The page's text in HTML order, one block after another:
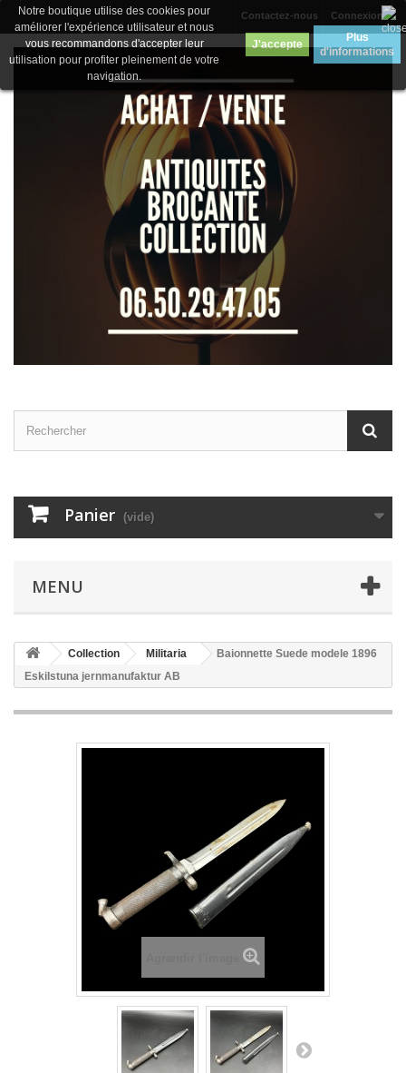
Connexion
Contactez-nous
Panier (vide)
MENU
Notre boutique utilise des cookies pour
améliorer l'expérience utilisateur et nous
vous recommandons d'accepter leur
utilisation pour profiter pleinement de votre
navigation.
J'accepte
Plus
d'informations
Collection Militaria
Baionnette Suede modele 1896
Eskilstuna jernmanufaktur AB